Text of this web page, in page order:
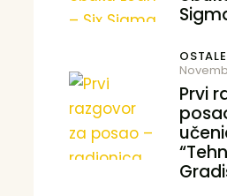
Prvi